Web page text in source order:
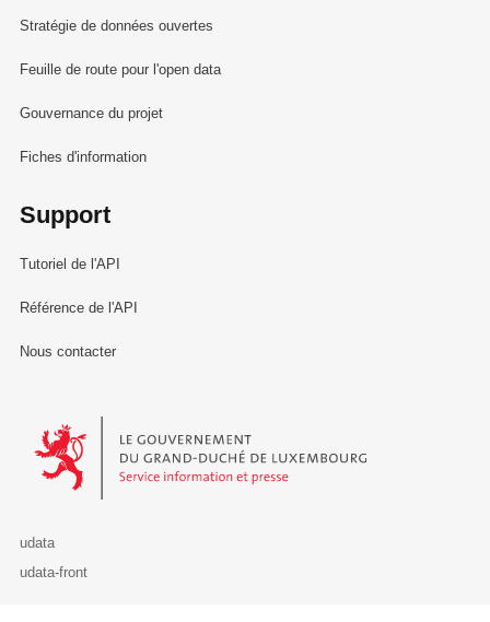
Stratégie de données ouvertes
Feuille de route pour l'open data
Gouvernance du projet
Fiches d'information
Support
Tutoriel de l'API
Référence de l'API
Nous contacter
Le Gouvernement du Grand-Duché de Luxembourg - Service
udata
udata-front